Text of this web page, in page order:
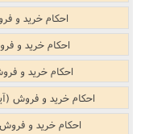
احکام خرید و
احکام خرید و
احکام خرید و
احکام خرید و فروش
احکام خرید و